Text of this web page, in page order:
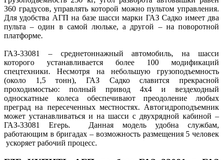
360 градусов, управлять которой можно пультом управления.
Для удобства АГП на базе шасси марки ГАЗ Садко имеет два
пульта – один в самой люльке, а другой – на поворотной
платформе.
ГАЗ-33081 – среднетоннажный автомобиль, на шасси
которого устанавливается более 100 модификаций
спецтехники. Несмотря на небольшую грузоподъемность
(около 1,5 тонн), ГАЗ Садко славится прекрасной
проходимостью: полный привод 4х4 и вездеходный
односкатные колеса обеспечивают преодоление любых
преград на пересеченных местностях. Автогидроподъемник
может устанавливаться и на шасси с двухрядной кабиной –
ГАЗ-33081 Егерь. Данная модель удобна службам,
работающим в бригадах – возможность размещения 5 человек
ускоряет рабочий процесс.